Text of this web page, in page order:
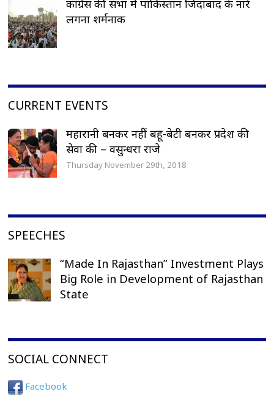
कांग्रेस की सभा में पाकिस्तान जिंदाबाद के नारे
लगना शर्मनाक
CURRENT EVENTS
महारानी बनकर नहीं बहू-बेटी बनकर प्रदेश की
सेवा की – वसुन्धरा राजे
Thursday November 29th, 2018
SPEECHES
“Made In Rajasthan” Investment Plays
Big Role in Development of Rajasthan
State
SOCIAL CONNECT
Facebook